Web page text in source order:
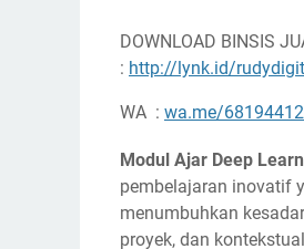
DOWNLOAD BINSIS
: http://lynk.id/
WA : wa.me/
Modul Ajar Deep
pembelajaran inovatif
menumbuhkan
proyek, dan